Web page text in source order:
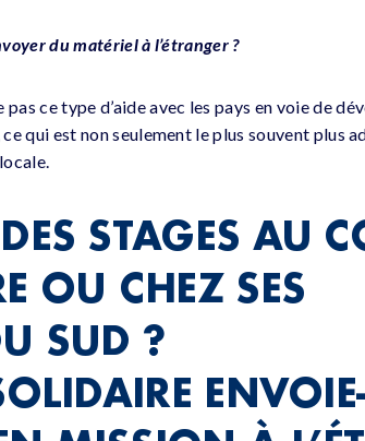
du matériel à l’étranger ?
ce type d’aide avec les pays en voie de
qui est non seulement le plus souvent plus
STAGES AU
OU CHEZ SES
SUD ?